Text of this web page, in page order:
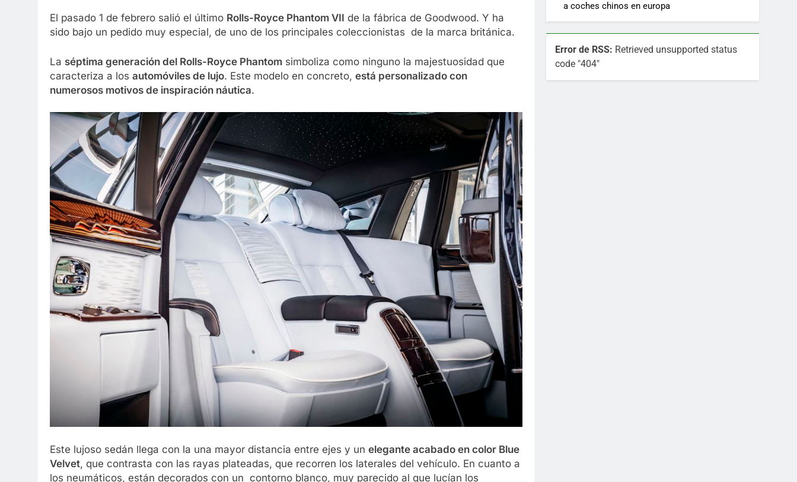
El pasado 1 de febrero salió el último Rolls-Royce Phantom VII de la fábrica de Goodwood. Y ha
sido bajo un pedido muy especial, de uno de los principales coleccionistas de la marca británica.
La séptima generación del Rolls-Royce Phantom simboliza como ninguno la majestuosidad que
caracteriza a los automóviles de lujo. Este modelo en concreto, está personalizado con
numerosos motivos de inspiración náutica.
Este lujoso sedán llega con la una mayor distancia entre ejes y un elegante acabado en color Blue
Velvet, que contrasta con las rayas plateadas, que recorren los laterales del vehículo. En cuanto a
los neumáticos, están decorados con un contorno blanco, muy parecido al que lucían los
a coches chinos en europa
Error de RSS: Retrieved unsupported status
code "404"